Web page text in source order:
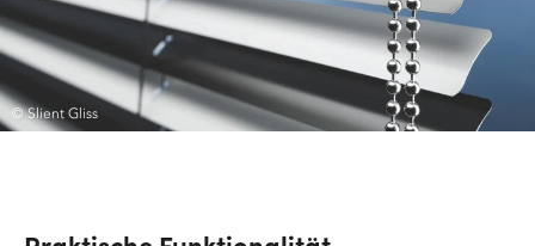
© Slient Gliss